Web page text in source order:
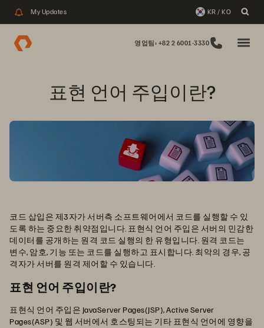
My Updates KR / KO
영업팀: +82 2 6001-3330
표현 언어 주입이란?
코드 삽입은 제3자가 서버측 소프트웨어에서 코드를 실행할 수 있
도록 하는 중요한 취약점입니다. 표현식 언어 주입은 서버의 민감한
데이터를 공개하는 원격 코드 실행의 한 유형입니다. 원격 코드는
변수, 암호, 기능 또는 코드를 실행하고 표시합니다. 최악의 경우, 공
격자가 서버를 원격 제어할 수 있습니다.
표현 언어 주입이란?
표현식 언어 주입은 JavaServer Pages(JSP), Active Server
Pages(ASP) 및 웹 서버에서 호스팅되는 기타 표현식 언어에 영향을